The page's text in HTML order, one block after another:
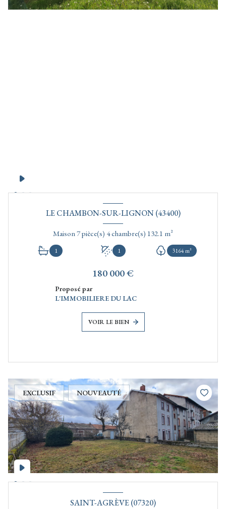
LE CHAMBON-SUR-LIGNON (43400)
Maison 7 pièce(s) 4 chambre(s) 132.1 m²
1 1 3164 m²
180 000 €
Proposé par
L'IMMOBILIERE DU LAC
VOIR LE BIEN
EXCLUSIF NOUVEAUTÉ
SAINT-AGRÈVE (07320)